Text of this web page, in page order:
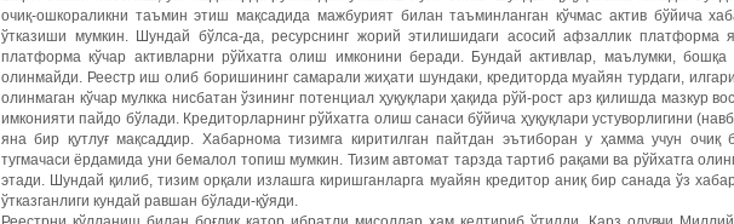
очиқ-ошкораликни таъмин этиш мақсадида мажбурият билан таъминланган кўчмас актив бўйича
ўтказиши мумкин. Шундай бўлса-да, ресурснинг жорий этилишидаги асосий афзаллик платформа
платформа кўчар активларни рўйхатга олиш имконини беради. Бундай активлар, маълумки, бошқа
олинмайди. Реестр иш олиб боришининг самарали жиҳати шундаки, кредиторда муайян турдаги,
олинмаган кўчар мулкка нисбатан ўзининг потенциал ҳуқуқлари ҳақида рўй-рост арз қилишда мазкур
имконияти пайдо бўлади. Кредиторларнинг рўйхатга олиш санаси бўйича ҳуқуқлари устуворлигини
яна бир қутлуғ мақсаддир. Хабарнома тизимга киритилган пайтдан ­эътиборан у ҳамма учун очиқ
тугмачаси ёрдамида уни бемалол топиш мумкин. Тизим автомат тарзда тартиб рақами ва рўйхатга
этади. Шундай қилиб, тизим орқали излашга киришганларга муайян кредитор аниқ бир санада ўз
ўтказганлиги кундай равшан бўлади-қўяди.